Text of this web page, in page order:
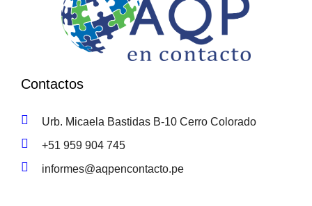
Contactos
Urb. Micaela Bastidas B-10 Cerro Colorado
+51 959 904 745
informes@aqpencontacto.pe